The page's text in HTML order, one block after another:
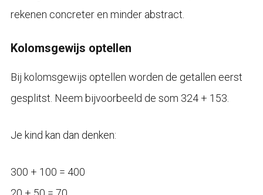
rekenen concreter en minder abstract.
Kolomsgewijs optellen
Bij kolomsgewijs optellen worden de getallen eerst
gesplitst. Neem bijvoorbeeld de som 324 + 153.
Je kind kan dan denken:
300 + 100 = 400